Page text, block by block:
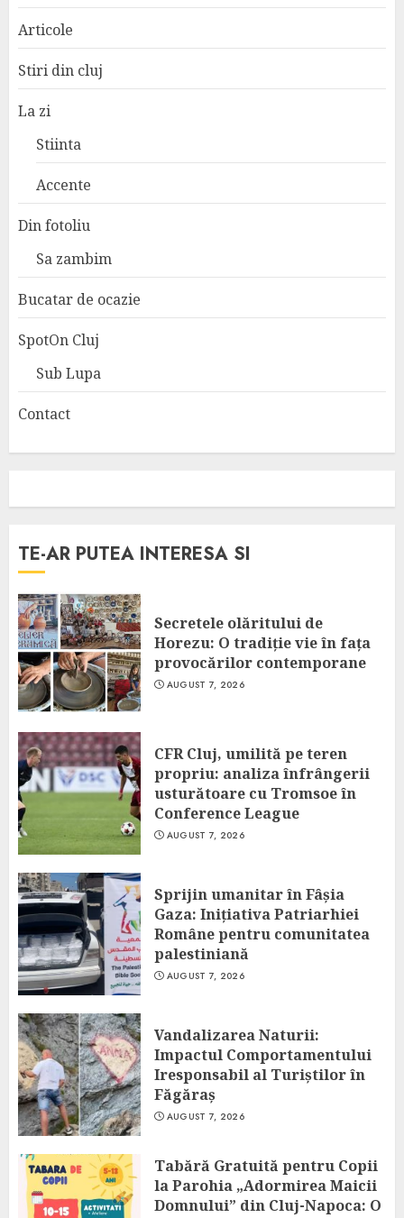
Articole
Stiri din cluj
La zi
Stiinta
Accente
Din fotoliu
Sa zambim
Bucatar de ocazie
SpotOn Cluj
Sub Lupa
Contact
TE-AR PUTEA INTERESA SI
Secretele olăritului de
Horezu: O tradiție vie în fața
provocărilor contemporane
AUGUST 7, 2026
CFR Cluj, umilită pe teren
propriu: analiza înfrângerii
usturătoare cu Tromsoe în
Conference League
AUGUST 7, 2026
Sprijin umanitar în Fâșia
Gaza: Inițiativa Patriarhiei
Române pentru comunitatea
palestiniană
AUGUST 7, 2026
Vandalizarea Naturii:
Impactul Comportamentului
Iresponsabil al Turiștilor în
Făgăraș
AUGUST 7, 2026
Tabără Gratuită pentru Copii
la Parohia „Adormirea Maicii
Domnului” din Cluj-Napoca: O